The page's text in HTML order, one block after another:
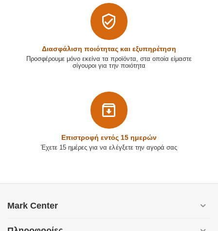
Διασφάλιση ποιότητας και εξυπηρέτηση
Προσφέρουμε μόνο εκείνα τα προϊόντα, στα οποία είμαστε
σίγουροι για την ποιότητα
Επιστρoφή εντός 15 ημερών
Έχετε 15 ημέρες για να ελέγξετε την αγορά σας
Mark Center